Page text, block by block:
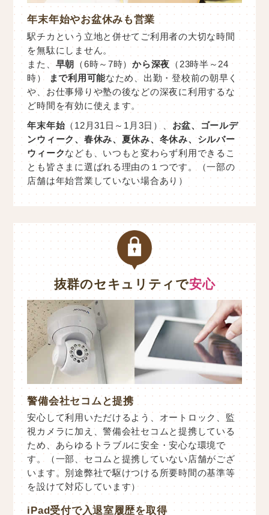
年末年始やお盆休みも営業
駅チカという立地と併せてご利用者の大切な時間
を無駄にしません。
また、 早朝 （6時～7時）から深夜 （23時半～24
時）
まで利用可能なため、出勤・登校前の朝早く
や、お仕事帰りや塾の後などの深夜に利用するな
ど時間を有効に使えます。
年末年始 （12月31日～1月3日）、 お盆、ゴールデ
ンウィーク、春休み、夏休み、冬休み、シルバー
ウィークなども、いつもと変わらず利用できるこ
とも皆さまに選ばれる理由の１つです。（一部の
店舗は年始営業していない場合あり）
抜群のセキュリティで安心
警備会社セコムと提携
安心して利用いただけるよう、オートロック、監
視カメラに加え、警備会社セコムと提携している
ため、あらゆるトラブルに安全・安心な環境で
す。（一部、セコムと提携していない店舗がござ
います。別途弊社で駆けつける所要時間の基準等
を設けて対応しています）
iPad受付で入退室履歴を取得